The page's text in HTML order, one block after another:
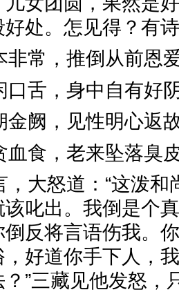
好处。怎见得？
非常，推倒从
口舌，身中自
金阙，见性明
血食，老来坠落
，大怒道：“这泼
叱出。我倒是个
反将言语伤我。
好道你手下人，
”三藏见他发怒，